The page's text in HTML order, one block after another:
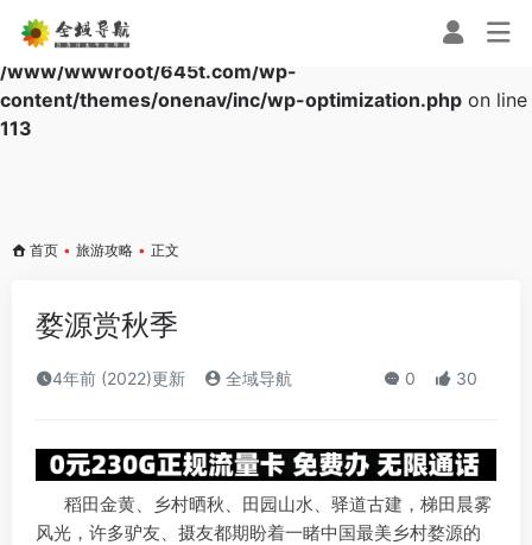
Warning: Array to string conversion in
/www/wwwroot/645t.com/wp-
content/themes/onenav/inc/wp-optimization.php on line
113
首页 • 旅游攻略 • 正文
婺源赏秋季
4年前 (2022)更新 全域导航 0 30
稻田金黄、乡村晒秋、田园山水、驿道古建，梯田晨雾
风光，许多驴友、摄友都期盼着一睹中国最美乡村婺源的